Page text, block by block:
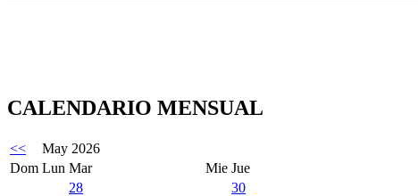
CALENDARIO MENSUAL
<< May 2026
Dom Lun Mar Mie Jue
28
30